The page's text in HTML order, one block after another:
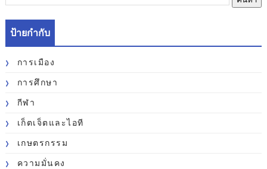
ป้ายกำกับ
การเมือง
การศึกษา
กีฬา
เก็ตเจ็ตและไอที
เกษตรกรรม
ความมั่นคง